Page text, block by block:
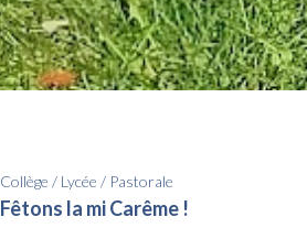
Collège / Lycée / Pastorale
Fêtons la mi Carême !